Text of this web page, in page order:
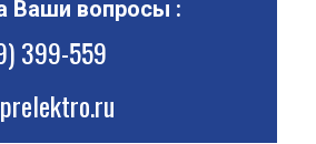
Ваши вопросы :
399-559